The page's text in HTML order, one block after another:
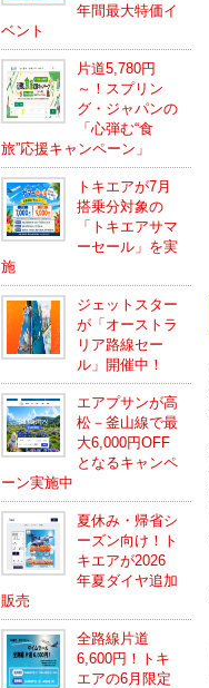
年間最大特価イ
ベント
片道5,780円
～！スプリン
グ・ジャパンの
「心弾む“食
旅”応援キャンペーン」
トキエアが7月
搭乗分対象の
「トキエアサマ
ーセール」を実
施
ジェットスター
が「オーストラ
リア路線セー
ル」開催中！
エアプサンが高
松－釜山線で最
大6,000円OFF
となるキャンペ
ーン実施中
夏休み・帰省シ
ーズン向け！ト
キエアが2026
年夏ダイヤ追加
販売
全路線片道
6,600円！トキ
エアの6月限定